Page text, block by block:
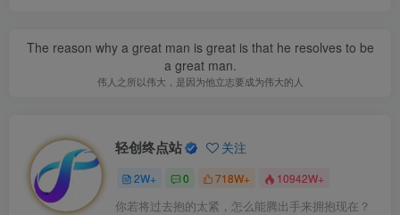
The reason why a great man is great is that he resolves to be
a great man.
伟人之所以伟大，是因为他立志要成为伟大的人
轻创终点站 关注
2W+ 0 718W+ 10942W+
你若将过去抱的太紧，怎么能腾出手来拥抱现在？